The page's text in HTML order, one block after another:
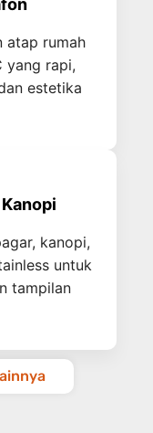
atap rumah
yang rapi,
estetika
kanopi,
untuk
tampilan